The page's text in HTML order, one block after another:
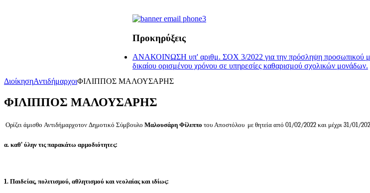
ΔιοίκησηΑντιδήμαρχοιΦΙΛΙΠΠΟΣ ΜΑΛΟΥΣΑΡΗΣ
ΦΙΛΙΠΠΟΣ ΜΑΛΟΥΣΑΡΗΣ
Ορίζει άμισθο Αντιδήμαρχοτον Δημοτικό Σύμβουλο Μαλουσάρη Φίλιππο του Αποστόλου με θητεία από 01/02/2022 και μέχρι 31/01/
α. καθ’ ύλην τις παρακάτω αρμοδιότητες:
1. Παιδείας, πολιτισμού, αθλητισμού και νεολαίας και ιδίως:
Προκηρύξεις
ΑΝΑΚΟΙΝΩΣΗ υπ' αριθμ. ΣΟΧ 3/2022 για την πρόσληψη προσωπικού με
δικαίου ορισμένου χρόνου σε υπηρεσίες καθαρισμού σχολικών μονάδων.